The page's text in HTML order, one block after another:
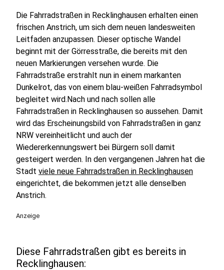
Die Fahrradstraßen in Recklinghausen erhalten einen
frischen Anstrich, um sich dem neuen landesweiten
Leitfaden anzupassen. Dieser optische Wandel
beginnt mit der Görresstraße, die bereits mit den
neuen Markierungen versehen wurde. Die
Fahrradstraße erstrahlt nun in einem markanten
Dunkelrot, das von einem blau-weißen Fahrradsymbol
begleitet wird.Nach und nach sollen alle
Fahrradstraßen in Recklinghausen so aussehen. Damit
wird das Erscheinungsbild von Fahrradstraßen in ganz
NRW vereinheitlicht und auch der
Wiedererkennungswert bei Bürgern soll damit
gesteigert werden. In den vergangenen Jahren hat die
Stadt viele neue Fahrradstraßen in Recklinghausen
eingerichtet, die bekommen jetzt alle denselben
Anstrich.
Anzeige
Diese Fahrradstraßen gibt es bereits in
Recklinghausen: